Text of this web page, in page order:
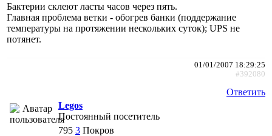
Бактерии склеют ласты часов через пять.
Главная проблема ветки - обогрев банки (поддержание
температуры на протяжении нескольких суток); UPS не
потянет.
01/01/2007 18:29:25
#392080
Ответить
Legos
Постоянный посетитель
795 3 Покров